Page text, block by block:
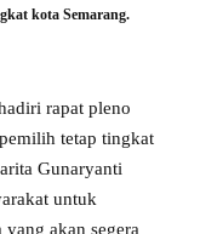
kota Semarang.
rapat pleno
tetap tingkat
Gunaryanti
untuk
akan segera